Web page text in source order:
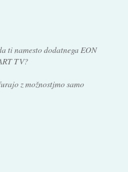
ti namesto dodatnega EON
TV?
z možnostjmo samo